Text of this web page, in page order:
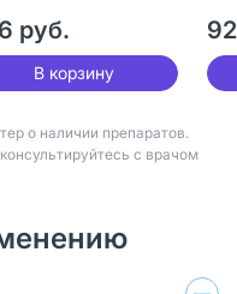
руб.
В корзину
о наличии препаратов.
с врачом